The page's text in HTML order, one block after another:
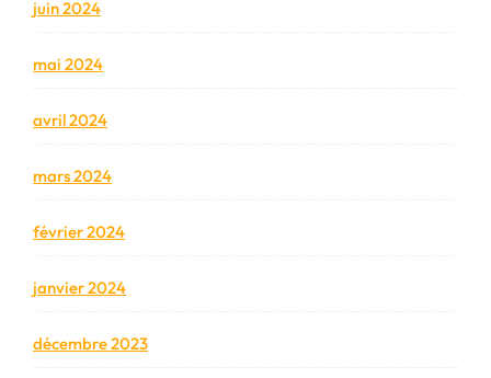
juin 2024
mai 2024
avril 2024
mars 2024
février 2024
janvier 2024
décembre 2023